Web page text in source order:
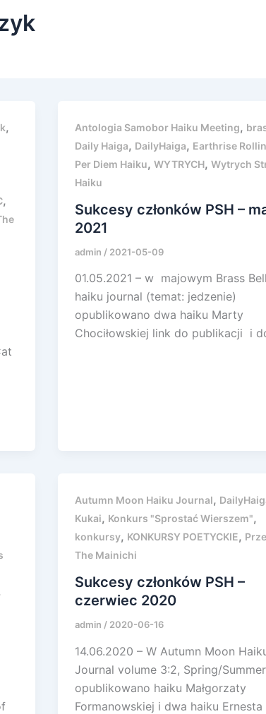
,
,
Antologia Samobor Haiku Meeting,
Daily Haiga, DailyHaiga, Earthrise
Per Diem Haiku, WYTRYCH, Wytrych
Haiku
Sukcesy członków PSH –
2021
admin / 2021-05-09
01.05.2021 – w majowym Brass
haiku journal (temat: jedzenie)
opublikowano dwa haiku Marty
Chociłowskiej link do publikacji i
Autumn Moon Haiku Journal,
Kukai, Konkurs "Sprostać Wierszem",
konkursy, KONKURSY POETYCKIE,
The Mainichi
Sukcesy członków PSH –
czerwiec 2020
admin / 2020-06-16
14.06.2020 – W Autumn Moon
Journal volume 3:2, Spring/
opublikowano haiku Małgorzaty
Formanowskiej i dwa haiku Ernesta